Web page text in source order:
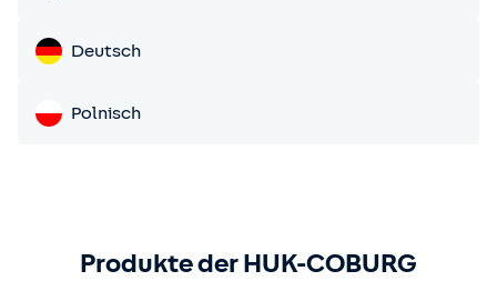
Deutsch
Polnisch
Produkte der HUK-COBURG